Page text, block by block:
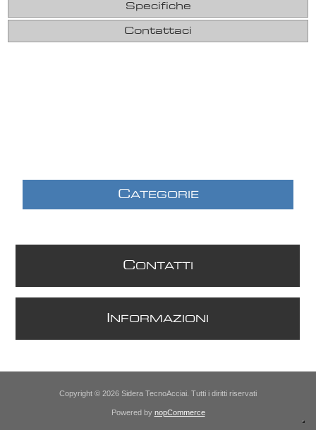
Specifiche
Contattaci
CATEGORIE
CONTATTI
NFORMAZIONI
Copyright © 2026 Sidera TecnoAcciai. Tutti i diritti riservati
Powered by nopCommerce